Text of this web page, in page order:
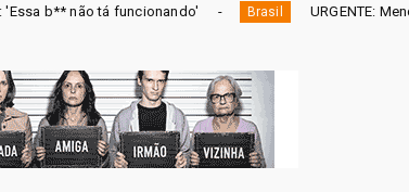
Brasil URGENTE: Mendonça dá 10 dias a Lula